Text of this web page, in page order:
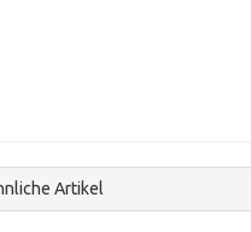
Artikel